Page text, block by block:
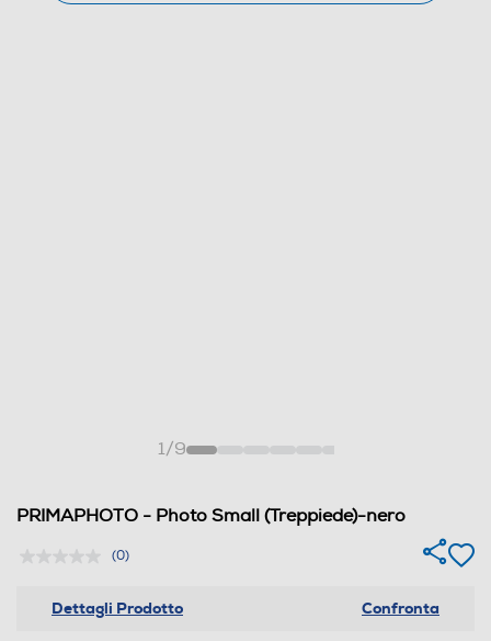
1/9
PRIMAPHOTO - Photo Small (Treppiede)-nero
(0)
Dettagli Prodotto Confronta